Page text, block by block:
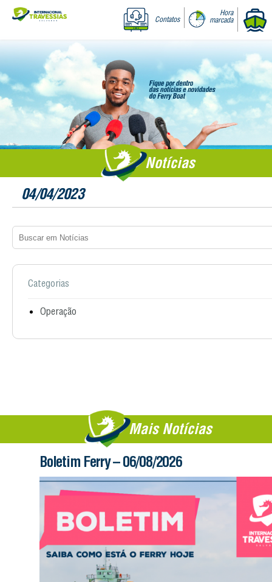
Contatos
Hora
marcada
Notícias
04/04/2023
Categorias
Operação
Mais Notícias
Boletim Ferry – 06/08/2026